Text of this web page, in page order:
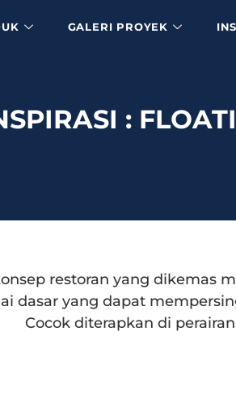
GALERI PROYEK
:
restoran yang dikemas
dasar yang dapat
Cocok diterapkan di